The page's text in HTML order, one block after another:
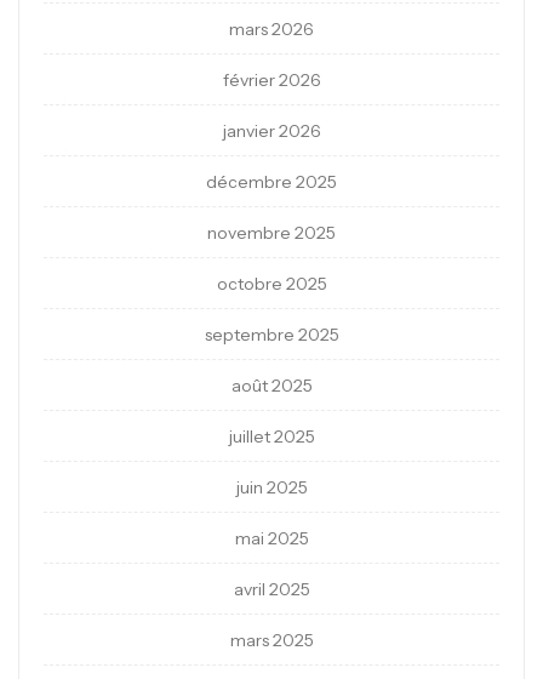
mars 2026
février 2026
janvier 2026
décembre 2025
novembre 2025
octobre 2025
septembre 2025
août 2025
juillet 2025
juin 2025
mai 2025
avril 2025
mars 2025